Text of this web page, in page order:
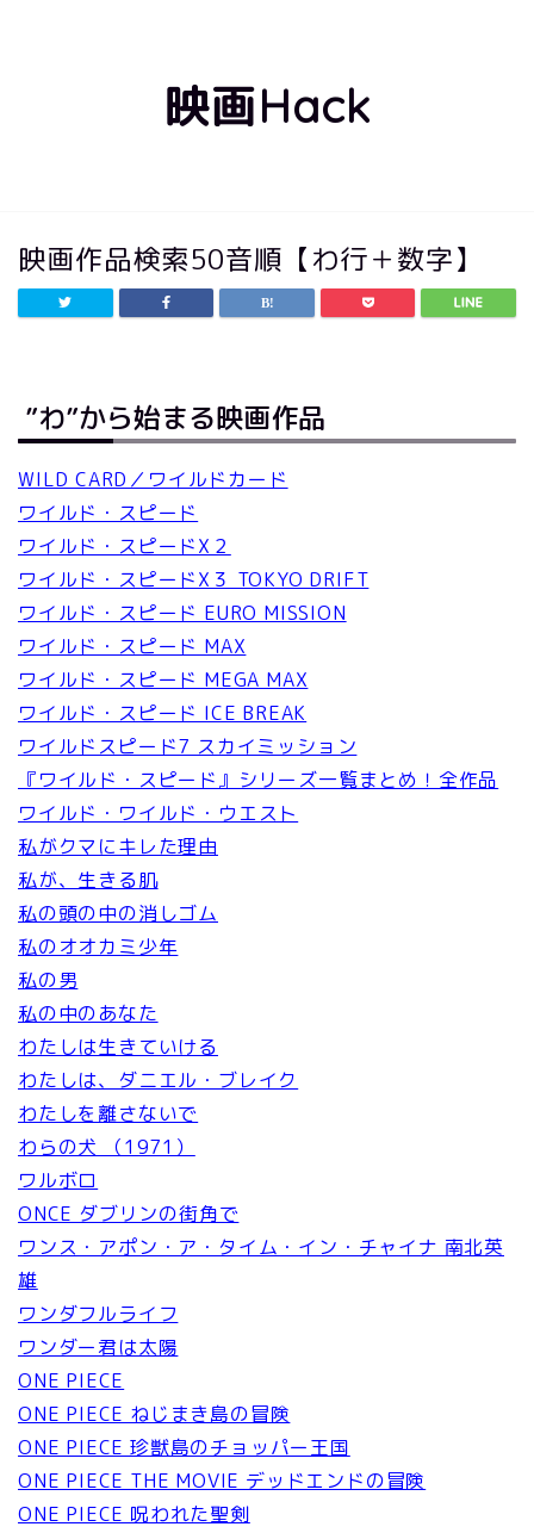
映画Hack
映画作品検索50音順【わ行＋数字】
”わ”から始まる映画作品
WILD CARD／ワイルドカード
ワイルド・スピード
ワイルド・スピードX２
ワイルド・スピードX３ TOKYO DRIFT
ワイルド・スピード EURO MISSION
ワイルド・スピード MAX
ワイルド・スピード MEGA MAX
ワイルド・スピード ICE BREAK
ワイルドスピード7 スカイミッション
『ワイルド・スピード』シリーズ一覧まとめ！全作品
ワイルド・ワイルド・ウエスト
私がクマにキレた理由
私が、生きる肌
私の頭の中の消しゴム
私のオオカミ少年
私の男
私の中のあなた
わたしは生きていける
わたしは、ダニエル・ブレイク
わたしを離さないで
わらの犬 （1971）
ワルボロ
ONCE ダブリンの街角で
ワンス・アポン・ア・タイム・イン・チャイナ 南北英
雄
ワンダフルライフ
ワンダー君は太陽
ONE PIECE
ONE PIECE ねじまき島の冒険
ONE PIECE 珍獣島のチョッパー王国
ONE PIECE THE MOVIE デッドエンドの冒険
ONE PIECE 呪われた聖剣